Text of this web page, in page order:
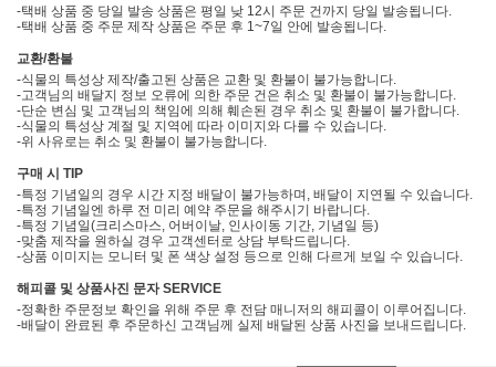
-택배 상품 중 당일 발송 상품은 평일 낮 12시 주문 건까지 당일 발송됩니다.
-택배 상품 중 주문 제작 상품은 주문 후 1~7일 안에 발송됩니다.
교환/환불
-식물의 특성상 제작/출고된 상품은 교환 및 환불이 불가능합니다.
-고객님의 배달지 정보 오류에 의한 주문 건은 취소 및 환불이 불가능합니다.
-단순 변심 및 고객님의 책임에 의해 훼손된 경우 취소 및 환불이 불가합니다.
-식물의 특성상 계절 및 지역에 따라 이미지와 다를 수 있습니다.
-위 사유로는 취소 및 환불이 불가능합니다.
구매 시 TIP
-특정 기념일의 경우 시간 지정 배달이 불가능하며, 배달이 지연될 수 있습니다.
-특정 기념일엔 하루 전 미리 예약 주문을 해주시기 바랍니다.
-특정 기념일(크리스마스, 어버이날, 인사이동 기간, 기념일 등)
-맞춤 제작을 원하실 경우 고객센터로 상담 부탁드립니다.
-상품 이미지는 모니터 및 폰 색상 설정 등으로 인해 다르게 보일 수 있습니다.
해피콜 및 상품사진 문자 SERVICE
-정확한 주문정보 확인을 위해 주문 후 전담 매니저의 해피콜이 이루어집니다.
-배달이 완료된 후 주문하신 고객님께 실제 배달된 상품 사진을 보내드립니다.